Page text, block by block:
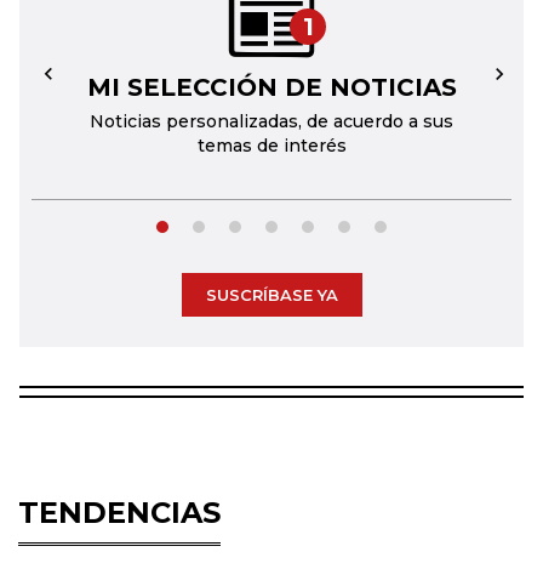
1
MI SELECCIÓN DE NOTICIAS
Noticias personalizadas, de acuerdo a sus
temas de interés
← →
SUSCRÍBASE YA
TENDENCIAS